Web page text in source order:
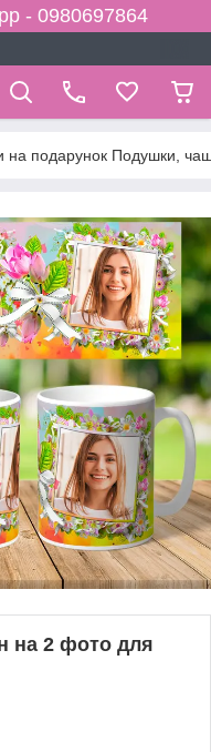
- 0980697864
на подарунок Подушки,
на 2 фото для